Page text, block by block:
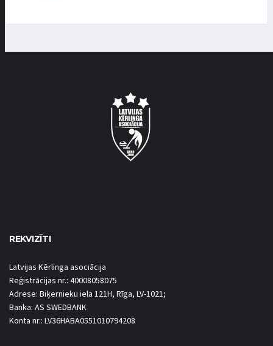
REKVIZĪTI
Latvijas Kērlinga asociācija
Reģistrācijas nr.: 40008058075
Adrese: Biķernieku iela 121H, Rīga, LV-1021;
Banka: AS SWEDBANK
Konta nr.: LV36HABA0551010794208